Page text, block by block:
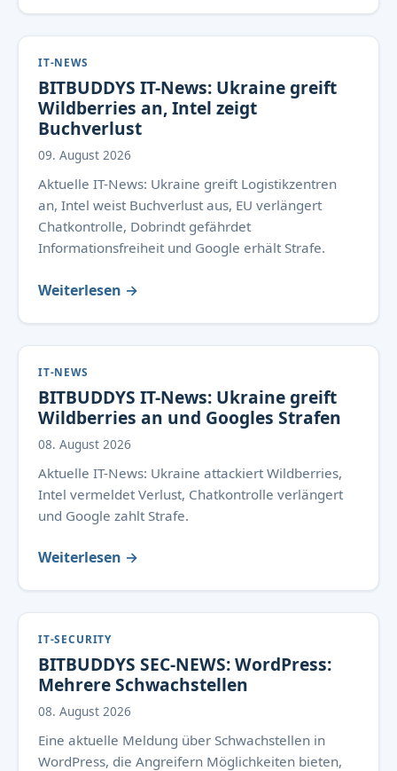
IT-NEWS
BITBUDDYS IT-News: Ukraine greift
Wildberries an, Intel zeigt
Buchverlust
09. August 2026
Aktuelle IT-News: Ukraine greift Logistikzentren
an, Intel weist Buchverlust aus, EU verlängert
Chatkontrolle, Dobrindt gefährdet
Informationsfreiheit und Google erhält Strafe.
Weiterlesen →
IT-NEWS
BITBUDDYS IT-News: Ukraine greift
Wildberries an und Googles Strafen
08. August 2026
Aktuelle IT-News: Ukraine attackiert Wildberries,
Intel vermeldet Verlust, Chatkontrolle verlängert
und Google zahlt Strafe.
Weiterlesen →
IT-SECURITY
BITBUDDYS SEC-NEWS: WordPress:
Mehrere Schwachstellen
08. August 2026
Eine aktuelle Meldung über Schwachstellen in
WordPress, die Angreifern Möglichkeiten bieten,